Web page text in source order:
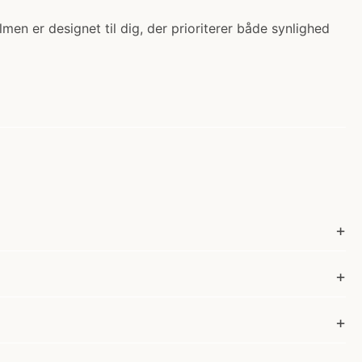
er designet til dig, der prioriterer både synlighed